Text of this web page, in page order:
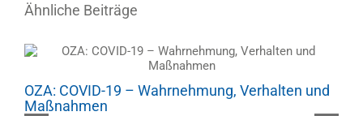
Ähnliche Beiträge
OZA: COVID-19 – Wahrnehmung, Verhalten und
Maßnahmen